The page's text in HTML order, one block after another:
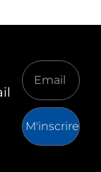
M'inscrire